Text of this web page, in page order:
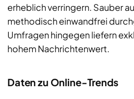
erheblich verringern. Sauber
methodisch einwandfrei
Umfragen hingegen liefern
hohem Nachrichtenwert.
Daten zu Online-Trends